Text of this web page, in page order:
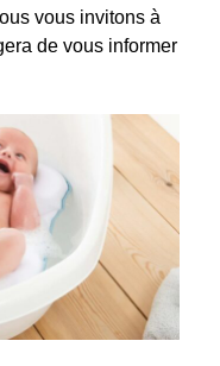
vous invitons à
de vous informer